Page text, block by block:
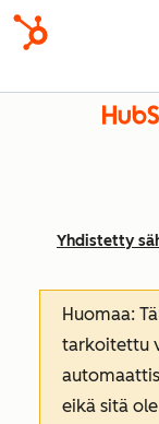
Yhdistetty
Huomaa:
tarkoitettu
eikä sitä